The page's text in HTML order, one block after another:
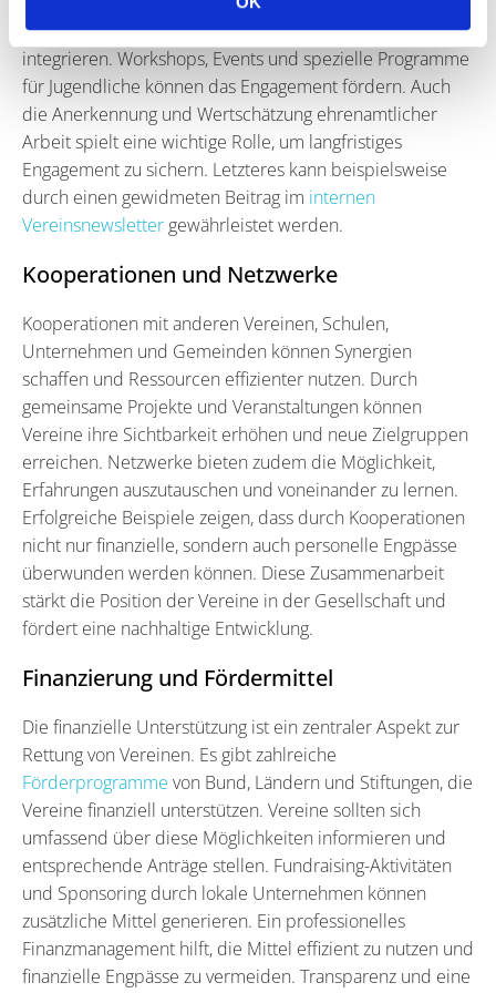
einbezogen werden, um ihre Ideen und Perspektiven zu
integrieren. Workshops, Events und spezielle Programme
für Jugendliche können das Engagement fördern. Auch
die Anerkennung und Wertschätzung ehrenamtlicher
Arbeit spielt eine wichtige Rolle, um langfristiges
Engagement zu sichern. Letzteres kann beispielsweise
durch einen gewidmeten Beitrag im internen
Vereinsnewsletter gewährleistet werden.
Kooperationen und Netzwerke
Kooperationen mit anderen Vereinen, Schulen,
Unternehmen und Gemeinden können Synergien
schaffen und Ressourcen effizienter nutzen. Durch
gemeinsame Projekte und Veranstaltungen können
Vereine ihre Sichtbarkeit erhöhen und neue Zielgruppen
erreichen. Netzwerke bieten zudem die Möglichkeit,
Erfahrungen auszutauschen und voneinander zu lernen.
Erfolgreiche Beispiele zeigen, dass durch Kooperationen
nicht nur finanzielle, sondern auch personelle Engpässe
überwunden werden können. Diese Zusammenarbeit
stärkt die Position der Vereine in der Gesellschaft und
fördert eine nachhaltige Entwicklung.
Finanzierung und Fördermittel
Die finanzielle Unterstützung ist ein zentraler Aspekt zur
Rettung von Vereinen. Es gibt zahlreiche
Förderprogramme von Bund, Ländern und Stiftungen, die
Vereine finanziell unterstützen. Vereine sollten sich
umfassend über diese Möglichkeiten informieren und
entsprechende Anträge stellen. Fundraising-Aktivitäten
und Sponsoring durch lokale Unternehmen können
zusätzliche Mittel generieren. Ein professionelles
Finanzmanagement hilft, die Mittel effizient zu nutzen und
finanzielle Engpässe zu vermeiden. Transparenz und eine